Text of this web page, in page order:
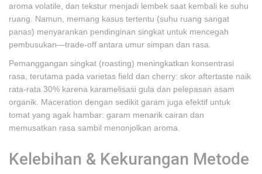
aroma volatile, dan tekstur menjadi lembek saat kembali ke suhu
ruang. Namun, memang kasus tertentu (suhu ruang sangat
panas) menyarankan pendinginan singkat untuk mencegah
pembusukan—trade-off antara umur simpan dan rasa.
Pemanggangan singkat (roasting) meningkatkan konsentrasi
rasa, terutama pada varietas field dan cherry: skor aftertaste naik
rata-rata 30% karena karamelisasi gula dan pelepasan asam
organik. Maceration dengan sedikit garam juga efektif untuk
tomat yang agak hambar: garam menarik cairan dan
memusatkan rasa sambil menonjolkan aroma.
Kelebihan & Kekurangan Metode